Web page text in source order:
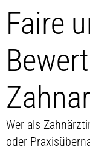
Faire
Wer als
oder